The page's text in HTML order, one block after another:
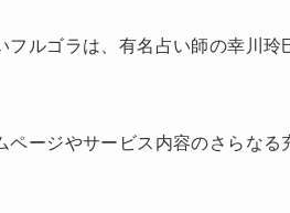
ルゴラは、有名占い師の幸川玲
ージやサービス内容のさらなる